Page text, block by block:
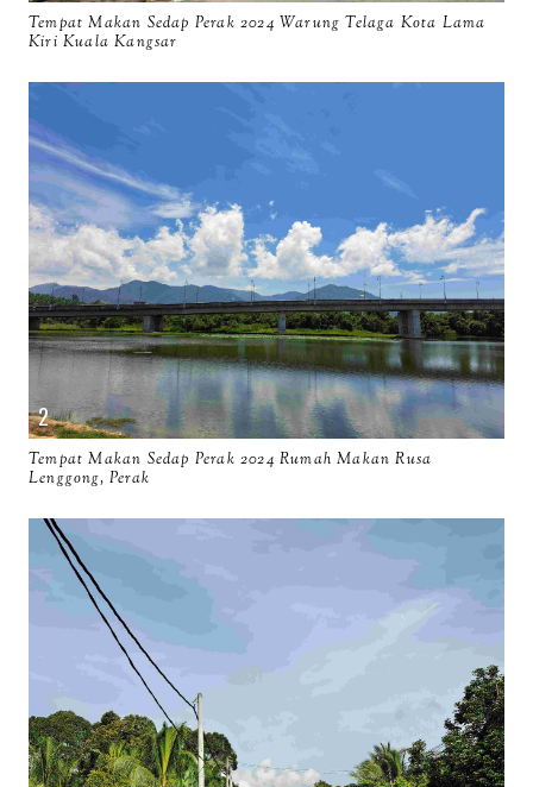
Tempat Makan Sedap Perak 2024 Warung Telaga Kota Lama
Kiri Kuala Kangsar
Tempat Makan Sedap Perak 2024 Rumah Makan Rusa
Lenggong, Perak